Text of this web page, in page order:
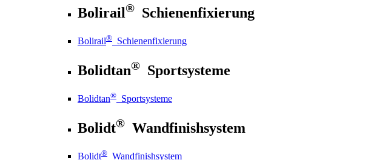
Bolirail® Schienenfixierung
Bolirail® Schienenfixierung
Bolidtan® Sportsysteme
Bolidtan® Sportsysteme
Bolidt® Wandfinishsystem
Bolidt® Wandfinishsystem